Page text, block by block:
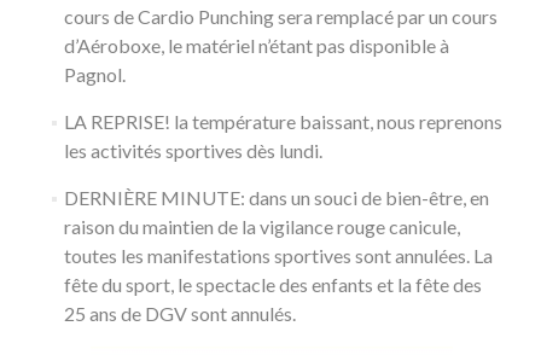
cours de Cardio Punching sera remplacé par un cours
d’Aéroboxe, le matériel n’étant pas disponible à
Pagnol.
LA REPRISE! la température baissant, nous reprenons
les activités sportives dès lundi.
DERNIÈRE MINUTE: dans un souci de bien-être, en
raison du maintien de la vigilance rouge canicule,
toutes les manifestations sportives sont annulées. La
fête du sport, le spectacle des enfants et la fête des
25 ans de DGV sont annulés.